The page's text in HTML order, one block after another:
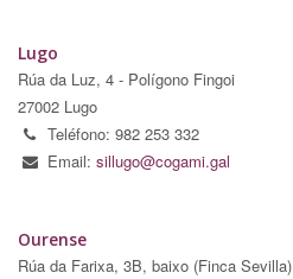
Lugo
Rúa da Luz, 4 - Polígono Fingoi
27002 Lugo
Teléfono: 982 253 332
Email: sillugo@cogami.gal
Ourense
Rúa da Farixa, 3B, baixo (Finca Sevilla)